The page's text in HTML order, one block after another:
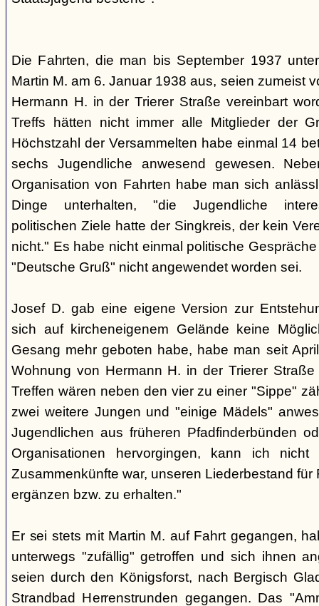
Die Fahrten, die man bis September 1937
Martin M. am 6. Januar 1938 aus, seien zumeist
Hermann H. in der Trierer Straße vereinbart
Treffs hätten nicht immer alle Mitglieder der
Höchstzahl der Versammelten habe einmal 14
sechs Jugendliche anwesend gewesen.
Organisation von Fahrten habe man sich
Dinge unterhalten, "die Jugendliche
politischen Ziele hatte der Singkreis, der kein
nicht." Es habe nicht einmal politische
"Deutsche Gruß" nicht angewendet worden sei.
Josef D. gab eine eigene Version zur
sich auf kircheneigenem Gelände keine
Gesang mehr geboten habe, habe man seit
Wohnung von Hermann H. in der Trierer
Treffen wären neben den vier zu einer "Sippe"
zwei weitere Jungen und "einige Mädels"
Jugendlichen aus früheren Pfadfinderbünden
Organisationen hervorgingen, kann ich
Zusammenkünfte war, unseren Liederbestand
ergänzen bzw. zu erhalten."
Er sei stets mit Martin M. auf Fahrt gegangen,
unterwegs "zufällig" getroffen und sich ihnen
seien durch den Königsforst, nach Bergisch
Strandbad Herrenstrunden gegangen. Das